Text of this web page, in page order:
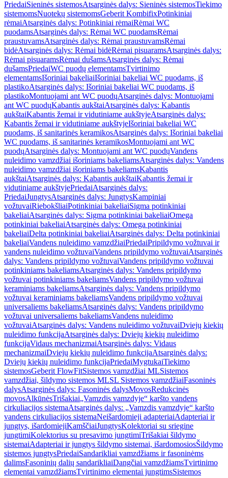
PriedaiSieninės sistemosAtsarginės dalys: Sieninės sistemosTiekimo
sistemomsNuotekų sistemomsGeberit KombifixPotinkiniai
rėmaiAtsarginės dalys: Potinkiniai rėmaiRėmai WC
puodamsAtsarginės dalys: Rėmai WC puodamsRėmai
praustuvamsAtsarginės dalys: Rėmai praustuvamsRėmai
bidėAtsarginės dalys: Rėmai bidėRėmai pisuaramsAtsarginės dalys:
Rėmai pisuaramsRėmai dušamsAtsarginės dalys: Rėmai
dušamsPriedaiWC puodų elementamsTvirtinimo
elementamsIšoriniai bakeliaiIšoriniai bakeliai WC puodams, iš
plastikoAtsarginės dalys: Išoriniai bakeliai WC puodams, iš
plastikoMontuojami ant WC puodųAtsarginės dalys: Montuojami
ant WC puodųKabantis aukštaiAtsarginės dalys: Kabantis
aukštaiKabantis žemai ir vidutiniame aukštyjeAtsarginės dalys:
Kabantis žemai ir vidutiniame aukštyjeIšoriniai bakeliai WC
puodams, iš sanitarinės keramikosAtsarginės dalys: Išoriniai bakeliai
WC puodams, iš sanitarinės keramikosMontuojami ant WC
puodųAtsarginės dalys: Montuojami ant WC puodųVandens
nuleidimo vamzdžiai išoriniams bakeliamsAtsarginės dalys: Vandens
nuleidimo vamzdžiai išoriniams bakeliamsKabantis
aukštaiAtsarginės dalys: Kabantis aukštaiKabantis žemai ir
vidutiniame aukštyjePriedaiAtsarginės dalys:
PriedaiJungtysAtsarginės dalys: JungtysKampiniai
vožtuvaiRiebokšliaiPotinkiniai bakeliaiSigma potinkiniai
bakeliaiAtsarginės dalys: Sigma potinkiniai bakeliaiOmega
potinkiniai bakeliaiAtsarginės dalys: Omega potinkiniai
bakeliaiDelta potinkiniai bakeliaiAtsarginės dalys: Delta potinkiniai
bakeliaiVandens nuleidimo vamzdžiaiPriedaiPripildymo vožtuvai ir
vandens nuleidimo vožtuvaiVandens pripildymo vožtuvaiAtsarginės
dalys: Vandens pripildymo vožtuvaiVandens pripildymo vožtuvai
potinkiniams bakeliamsAtsarginės dalys: Vandens pripildymo
vožtuvai potinkiniams bakeliamsVandens pripildymo vožtuvai
keraminiams bakeliamsAtsarginės dalys: Vandens pripildymo
vožtuvai keraminiams bakeliamsVandens pripildymo vožtuvai
universaliems bakeliamsAtsarginės dalys: Vandens pripildymo
vožtuvai universaliems bakeliamsVandens nuleidimo
vožtuvaiAtsarginės dalys: Vandens nuleidimo vožtuvaiDviejų kiekių
nuleidimo funkcijaAtsarginės dalys: Dviejų kiekių nuleidimo
funkcijaVidaus mechanizmaiAtsarginės dalys: Vidaus
mechanizmaiDviejų kiekių nuleidimo funkcijaAtsarginės dalys:
Dviejų kiekių nuleidimo funkcijaPriedaiMygtukaiTiekimo
sistemosGeberit FlowFitSistemos vamzdžiai MLSistemos
vamzdžiai, šildymo sistemos MLSL Sistemos vamzdžiaiFasoninės
dalysAtsarginės dalys: Fasoninės dalysMovosRedukcinės
movosAlkūnėsTrišakiai„Vamzdis vamzdyje“ karšto vandens
cirkuliacijos sistemaAtsarginės dalys: „Vamzdis vamzdyje“ karšto
vandens cirkuliacijos sistemaNeišardomieji adapteriaiAdapteriai ir
jungtys, išardomiejiKamščiaiJungtysKolektoriai su sriegine
jungtimiKolektorius su presavimo jungtimiTrišakiai šildymo
sistemaiAdapteriai ir jungtys šildymo sistemai, išardomosiosŠildymo
sistemos jungtysPriedaiSandarikliai vamzdžiams ir fasoninėms
dalimsFasoninių dalių sandarikliaiDangčiai vamzdžiamsTvirtinimo
elementai vamzdžiamsTvirtinimo elementai jungtimsSistemos